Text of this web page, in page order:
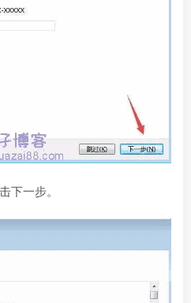
下一步。